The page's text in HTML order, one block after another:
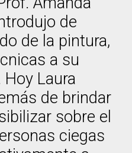
de
de la pintura,
a su
Laura
de brindar
sobre el
ciegas